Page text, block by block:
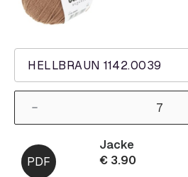
HELLBRAUN 1142.0039
Jacke
€ 3.90